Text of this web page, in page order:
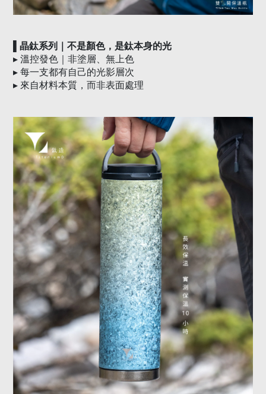
▌晶鈦系列｜不是顏色，是鈦本身的光
▸ 溫控發色｜非塗層、無上色
▸ 每一支都有自己的光影層次
▸ 來自材料本質，而非表面處理